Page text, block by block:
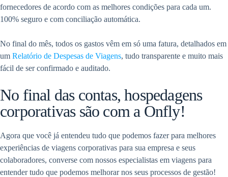
fornecedores de acordo com as melhores condições para cada um.
100% seguro e com conciliação automática.
No final do mês, todos os gastos vêm em só uma fatura, detalhados em
um Relatório de Despesas de Viagens, tudo transparente e muito mais
fácil de ser confirmado e auditado.
No final das contas, hospedagens
corporativas são com a Onfly!
Agora que você já entendeu tudo que podemos fazer para melhores
experiências de viagens corporativas para sua empresa e seus
colaboradores, converse com nossos especialistas em viagens para
entender tudo que podemos melhorar nos seus processos de gestão!